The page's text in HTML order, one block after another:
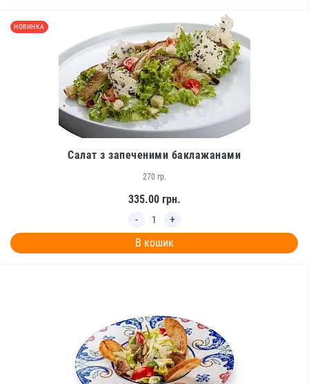
НОВИНКА
Салат з запеченими баклажанами
270 гр.
335.00грн.
В кошик